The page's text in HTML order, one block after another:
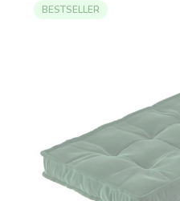
BESTSELLER